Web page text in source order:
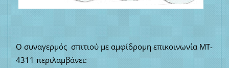
Ο συναγερμός σπιτιού με αμφίδρομη επικοινωνία MT-
4311 περιλαμβάνει: